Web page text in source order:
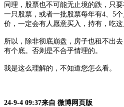
同理，股票也不可能无止境的跌，只
一只股票，或者一批股票每年有4、5
价，一定会有人愿意买入，持有，吃这
所以，除非彻底崩盘，房子也租不出
有个底。否则是不合乎情理的。
我是这么理解的，不知道您怎么看。
24-9-4 09:37来自 微博网页版